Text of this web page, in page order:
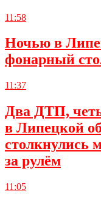
11:58
Ночью в
фонарный
11:37
Два ДТП,
в Липецкой
столкнулись
за рулём
11:05